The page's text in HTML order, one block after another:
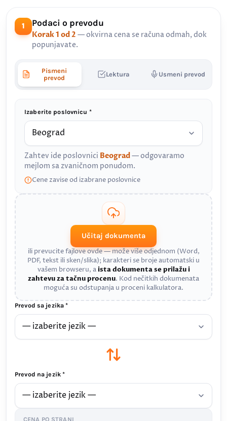
1 Podaci o prevodu
Korak 1 od 2 — okvirna cena se računa odmah, dok
popunjavate.
Pismeni
prevod
Lektura Usmeni prevod
Izaberite poslovnicu *
Zahtev ide poslovnici Beograd— odgovaramo
mejlom sa zvaničnom ponudom.
Cene zavise od izabrane poslovnice
Učitaj dokumenta
ili prevucite fajlove ovde — može više odjednom (Word,
PDF, tekst ili sken/slika); karakteri se broje automatski u
vašem browseru, aista dokumenta se prilažu i
zahtevu za tačnu procenu. Kod nečitkih dokumenata
moguća su odstupanja u proceni kalkulatora.
Prevod sa jezika *
Prevod na jezik *
CENA PO STRANI